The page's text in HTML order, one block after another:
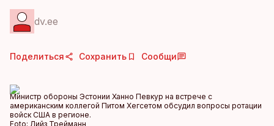
dv.ee
Поделиться Сохранить Сообщи
Министр обороны Эстонии Ханно Певкур на встрече с
американским коллегой Питом Хегсетом обсудил вопросы ротации
войск США в регионе.
Foto: Лийз Трейманн